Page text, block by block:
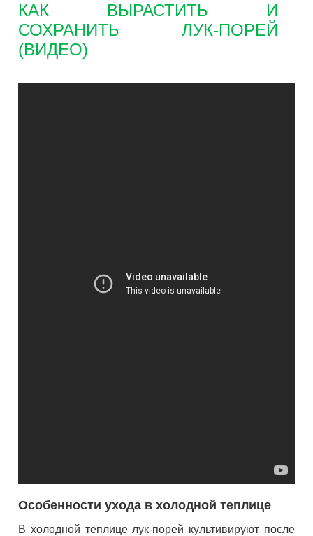
КАК ВЫРАСТИТЬ И
СОХРАНИТЬ ЛУК-ПОРЕЙ
(ВИДЕО)
Особенности ухода в холодной теплице
В холодной теплице лук-порей культивируют после